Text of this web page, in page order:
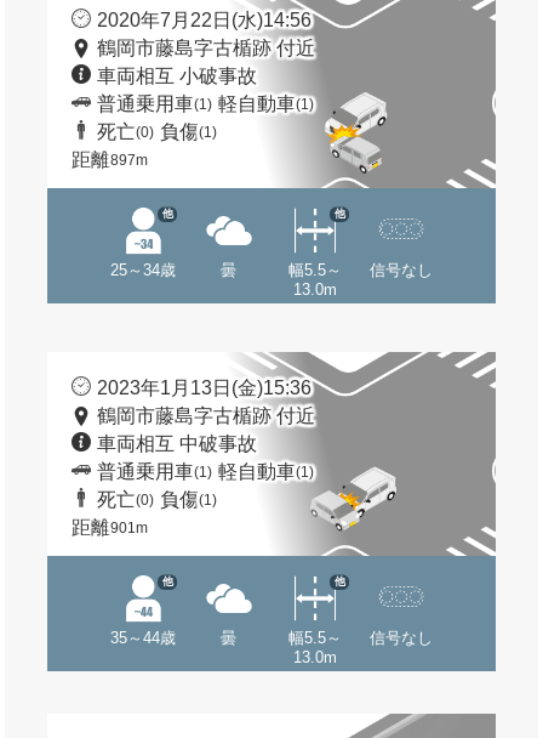
2020年7月22日(水)14:56
鶴岡市藤島字古楯跡 付近
車両相互 小破事故
普通乗用車(1) 軽自動車(1)
死亡(0) 負傷(1)
距離897m
25～34歳
他
曇
幅5.5～
13.0m
他
信号なし
2023年1月13日(金)15:36
鶴岡市藤島字古楯跡 付近
車両相互 中破事故
普通乗用車(1) 軽自動車(1)
死亡(0) 負傷(1)
距離901m
35～44歳
他
曇
幅5.5～
13.0m
他
信号なし